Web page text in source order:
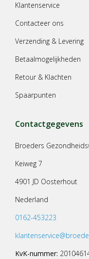
Klantenservice
Contacteer ons
Verzending & Levering
Betaalmogelijkheden
Retour & Klachten
Spaarpunten
Contactgegevens
Broeders
Keiweg 7
4901 JD Oosterhout
Nederland
0162-453223
KvK-nummer: